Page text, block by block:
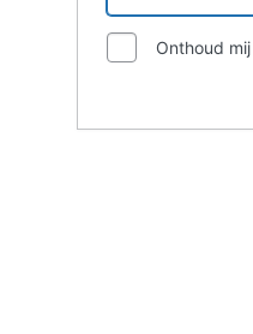
Onthoud mij